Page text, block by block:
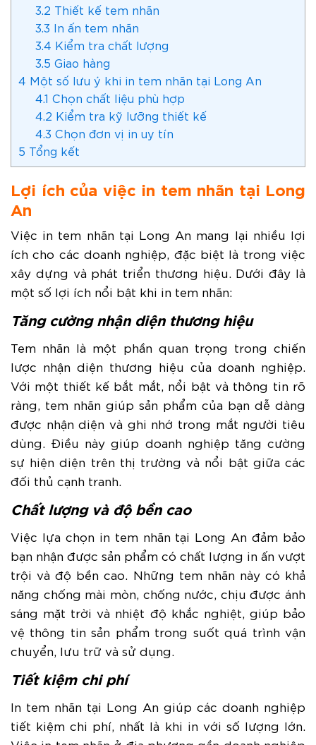
3.2 Thiết kế tem nhãn
3.3 In ấn tem nhãn
3.4 Kiểm tra chất lượng
3.5 Giao hàng
4 Một số lưu ý khi in tem nhãn tại Long An
4.1 Chọn chất liệu phù hợp
4.2 Kiểm tra kỹ lưỡng thiết kế
4.3 Chọn đơn vị in uy tín
5 Tổng kết
Lợi ích của việc in tem nhãn tại Long
An
Việc in tem nhãn tại Long An mang lại nhiều lợi
ích cho các doanh nghiệp, đặc biệt là trong việc
xây dựng và phát triển thương hiệu. Dưới đây là
một số lợi ích nổi bật khi in tem nhãn:
Tăng cường nhận diện thương hiệu
Tem nhãn là một phần quan trọng trong chiến
lược nhận diện thương hiệu của doanh nghiệp.
Với một thiết kế bắt mắt, nổi bật và thông tin rõ
ràng, tem nhãn giúp sản phẩm của bạn dễ dàng
được nhận diện và ghi nhớ trong mắt người tiêu
dùng. Điều này giúp doanh nghiệp tăng cường
sự hiện diện trên thị trường và nổi bật giữa các
đối thủ cạnh tranh.
Chất lượng và độ bền cao
Việc lựa chọn in tem nhãn tại Long An đảm bảo
bạn nhận được sản phẩm có chất lượng in ấn vượt
trội và độ bền cao. Những tem nhãn này có khả
năng chống mài mòn, chống nước, chịu được ánh
sáng mặt trời và nhiệt độ khắc nghiệt, giúp bảo
vệ thông tin sản phẩm trong suốt quá trình vận
chuyển, lưu trữ và sử dụng.
Tiết kiệm chi phí
In tem nhãn tại Long An giúp các doanh nghiệp
tiết kiệm chi phí, nhất là khi in với số lượng lớn.